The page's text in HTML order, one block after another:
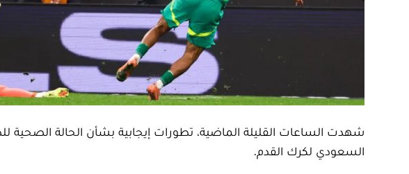
شهدت الساعات القليلة الماضية، تطورات إيجابية بشأن الحالة الصحية
السعودي لكرك القدم.